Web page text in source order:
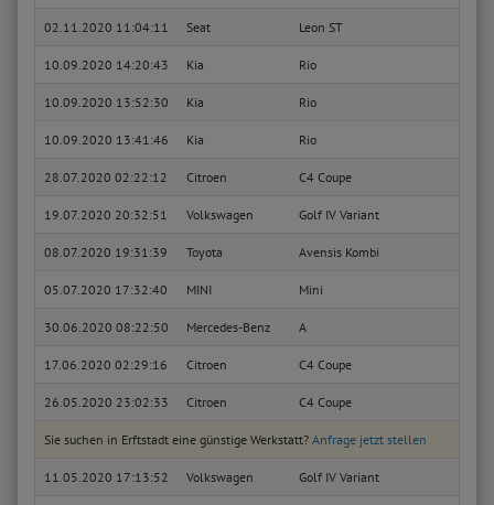
02.11.2020 11:04:11 Seat Leon ST
10.09.2020 14:20:43 Kia Rio
10.09.2020 13:52:30 Kia Rio
10.09.2020 13:41:46 Kia Rio
28.07.2020 02:22:12 Citroen C4 Coupe
19.07.2020 20:32:51 Volkswagen Golf IV Variant
08.07.2020 19:31:39 Toyota Avensis Kombi
05.07.2020 17:32:40 MINI Mini
30.06.2020 08:22:50 Mercedes-Benz A
17.06.2020 02:29:16 Citroen C4 Coupe
26.05.2020 23:02:33 Citroen C4 Coupe
Sie suchen in Erftstadt eine günstige Werkstatt? Anfrage jetzt stellen
11.05.2020 17:13:52 Volkswagen Golf IV Variant